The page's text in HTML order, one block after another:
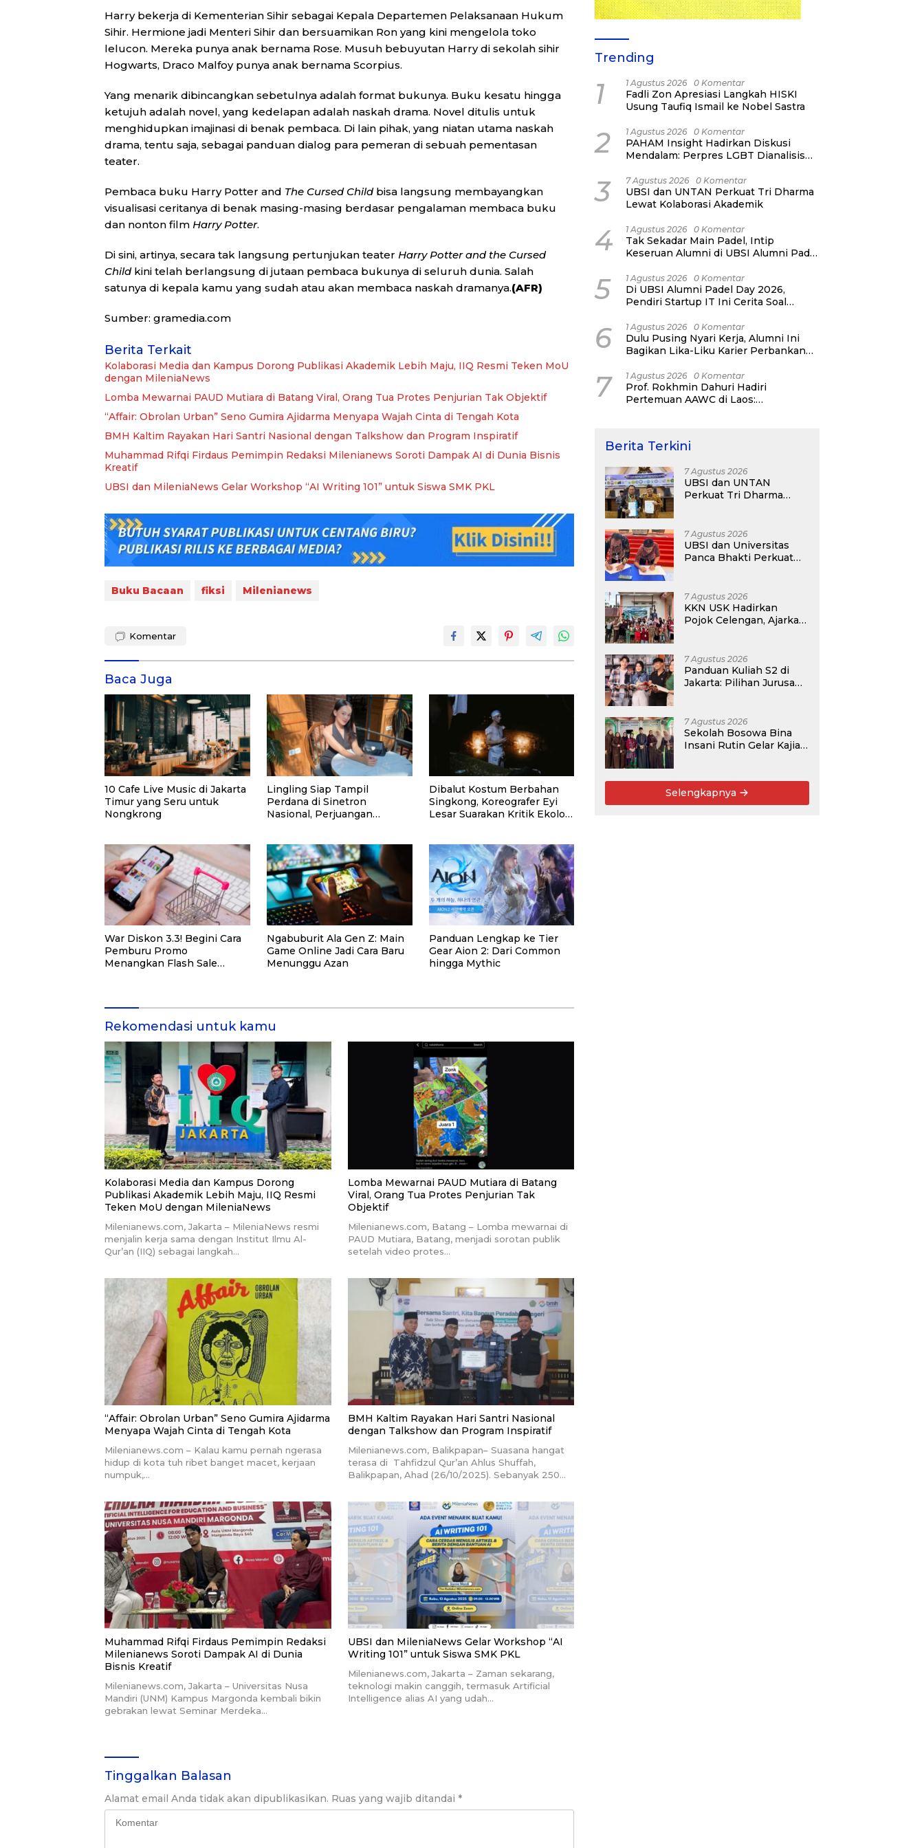
Harry bekerja di Kementerian Sihir sebagai Kepala Departemen Pelaksanaan Hukum
Sihir. Hermione jadi Menteri Sihir dan bersuamikan Ron yang kini mengelola toko
lelucon. Mereka punya anak bernama Rose. Musuh bebuyutan Harry di sekolah sihir
Hogwarts, Draco Malfoy punya anak bernama Scorpius.
Yang menarik dibincangkan sebetulnya adalah format bukunya. Buku kesatu hingga
ketujuh adalah novel, yang kedelapan adalah naskah drama. Novel ditulis untuk
menghidupkan imajinasi di benak pembaca. Di lain pihak, yang niatan utama naskah
drama, tentu saja, sebagai panduan dialog para pemeran di sebuah pementasan
teater.
Pembaca buku Harry Potter and The Cursed Childbisa langsung membayangkan
visualisasi ceritanya di benak masing-masing berdasar pengalaman membaca buku
dan nonton film Harry Potter.
Di sini, artinya, secara tak langsung pertunjukan teater Harry Potter and the Cursed
Childkini telah berlangsung di jutaan pembaca bukunya di seluruh dunia. Salah
satunya di kepala kamu yang sudah atau akan membaca naskah dramanya.(AFR)
Sumber: gramedia.com
Berita Terkait
Kolaborasi Media dan Kampus Dorong Publikasi Akademik Lebih Maju, IIQ Resmi Teken MoU
dengan MileniaNews
Lomba Mewarnai PAUD Mutiara di Batang Viral, Orang Tua Protes Penjurian Tak Objektif
“Affair: Obrolan Urban” Seno Gumira Ajidarma Menyapa Wajah Cinta di Tengah Kota
BMH Kaltim Rayakan Hari Santri Nasional dengan Talkshow dan Program Inspiratif
Muhammad Rifqi Firdaus Pemimpin Redaksi Milenianews Soroti Dampak AI di Dunia Bisnis
Kreatif
UBSI dan MileniaNews Gelar Workshop “AI Writing 101” untuk Siswa SMK PKL
Buku Bacaan fiksi Milenianews
Komentar
Baca Juga
10 Cafe Live Music di Jakarta
Timur yang Seru untuk
Nongkrong
Lingling Siap Tampil
Perdana di Sinetron
Nasional, Perjuangan
Dibalut Kostum Berbahan
Singkong, Koreografer Eyi
Lesar Suarakan Kritik Ekologi
War Diskon 3.3! Begini Cara
Pemburu Promo
Menangkan Flash Sale
Ngabuburit Ala Gen Z: Main
Game Online Jadi Cara Baru
Menunggu Azan
Panduan Lengkap ke Tier
Gear Aion 2: Dari Common
hingga Mythic
Rekomendasi untuk kamu
Kolaborasi Media dan Kampus Dorong
Publikasi Akademik Lebih Maju, IIQ Resmi
Teken MoU dengan MileniaNews
Milenianews.com, Jakarta – MileniaNews resmi
menjalin kerja sama dengan Institut Ilmu Al-
Qur’an (IIQ) sebagai langkah…
Lomba Mewarnai PAUD Mutiara di Batang
Viral, Orang Tua Protes Penjurian Tak
Objektif
Milenianews.com, Batang – Lomba mewarnai di
PAUD Mutiara, Batang, menjadi sorotan publik
setelah video protes…
“Affair: Obrolan Urban” Seno Gumira Ajidarma
Menyapa Wajah Cinta di Tengah Kota
Milenianews.com – Kalau kamu pernah ngerasa
hidup di kota tuh ribet banget macet, kerjaan
numpuk,…
BMH Kaltim Rayakan Hari Santri Nasional
dengan Talkshow dan Program Inspiratif
Milenianews.com, Balikpapan– Suasana hangat
terasa di Tahfidzul Qur’an Ahlus Shuffah,
Balikpapan, Ahad (26/10/2025). Sebanyak 250…
Muhammad Rifqi Firdaus Pemimpin Redaksi
Milenianews Soroti Dampak AI di Dunia
Bisnis Kreatif
Milenianews.com, Jakarta – Universitas Nusa
Mandiri (UNM) Kampus Margonda kembali bikin
gebrakan lewat Seminar Merdeka…
UBSI dan MileniaNews Gelar Workshop “AI
Writing 101” untuk Siswa SMK PKL
Milenianews.com, Jakarta – Zaman sekarang,
teknologi makin canggih, termasuk Artificial
Intelligence alias AI yang udah…
Tinggalkan Balasan
Alamat email Anda tidak akan dipublikasikan. Ruas yang wajib ditandai *
Trending
1 1 Agustus 2026 0 Komentar
Fadli Zon Apresiasi Langkah HISKI
Usung Taufiq Ismail ke Nobel Sastra
2 1 Agustus 2026 0 Komentar
PAHAM Insight Hadirkan Diskusi
Mendalam: Perpres LGBT Dianalisis
Bukan Ancaman Individual
3 7 Agustus 2026 0 Komentar
UBSI dan UNTAN Perkuat Tri Dharma
Lewat Kolaborasi Akademik
4 1 Agustus 2026 0 Komentar
Tak Sekadar Main Padel, Intip
Keseruan Alumni di UBSI Alumni Padel
5 1 Agustus 2026 0 Komentar
Di UBSI Alumni Padel Day 2026,
Pendiri Startup IT Ini Cerita Soal
Network Alumni
6 1 Agustus 2026 0 Komentar
Dulu Pusing Nyari Kerja, Alumni Ini
Bagikan Lika-Liku Karier Perbankan
Day 2026
7 1 Agustus 2026 0 Komentar
Prof. Rokhmin Dahuri Hadiri
Pertemuan AAWC di Laos:
Berita Terkini
7 Agustus 2026
UBSI dan UNTAN
Perkuat Tri Dharma
7 Agustus 2026
UBSI dan Universitas
Panca Bhakti Perkuat
7 Agustus 2026
KKN USK Hadirkan
Pojok Celengan, Ajarkan
7 Agustus 2026
Panduan Kuliah S2 di
Jakarta: Pilihan Jurusan,
7 Agustus 2026
Sekolah Bosowa Bina
Insani Rutin Gelar Kajian
Umum
Selengkapnya